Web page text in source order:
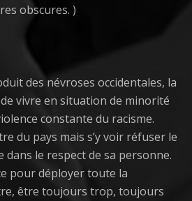
obscures. )
des névroses occidentales, la
vivre en situation de minorité
constante du racisme.
du pays mais s’y voir réfuser le
dans le respect de sa personne.
pour déployer toute la
être toujours trop, toujours